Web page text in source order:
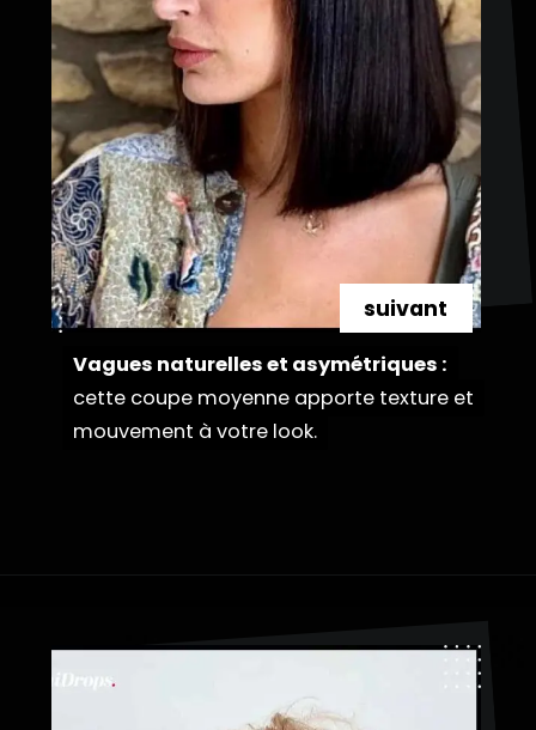
Vagues naturelles et asymétriques :
cette coupe moyenne apporte texture et
mouvement à votre look.
Vagues naturelles et asymétriques :
cette coupe moyenne apporte texture et
mouvement à votre look.
suivant